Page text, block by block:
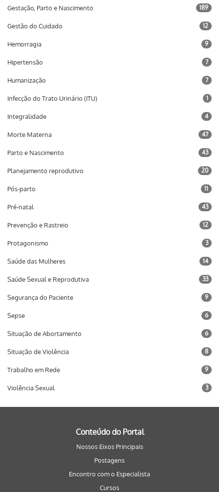
Gestação, Parto e Nascimento 189
Gestão do Cuidado 12
Hemorragia 9
Hipertensão 7
Humanização 7
Infecção do Trato Urinário (ITU) 1
Integralidade 4
Morte Materna 47
Parto e Nascimento 43
Planejamento reprodutivo 20
Pós-parto 11
Pré-natal 43
Prevenção e Rastreio 12
Protagonismo 3
Saúde das Mulheres 14
Saúde Sexual e Reprodutiva 33
Segurança do Paciente 9
Sepse 6
Situação de Abortamento 6
Situação de Violência 8
Trabalho em Rede 9
Violência Sexual 3
Conteúdo do Portal
Nossos Eixos Principais
Postagens
Encontro com o Especialista
Cursos